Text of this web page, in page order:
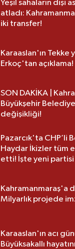
Yeşil sahaların dişi
atladı:
iki transfer!
Karaaslan'ın Tekke
Erkoç'tan açıklama!
SON DAKİKA |
Büyükşehir
değişikliği!
Pazarcık'ta CHP’li
Haydar İkizler tüm
etti! İşte yeni partisi
Kahramanmaraş'a
Milyarlık projede
Karaaslan'ın acı
Büyüksakallı